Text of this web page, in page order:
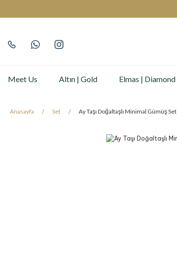
Meet Us Altın | Gold Elmas | Diamond
Anasayfa Set Ay Taşı Doğaltaşlı Minimal Gümüş Set